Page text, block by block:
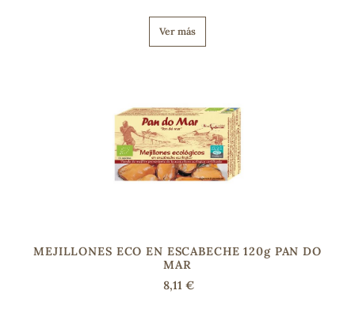
Ver más
MEJILLONES ECO EN ESCABECHE 120g PAN DO
MAR
8,11 €